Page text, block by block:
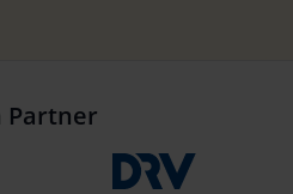
Partner